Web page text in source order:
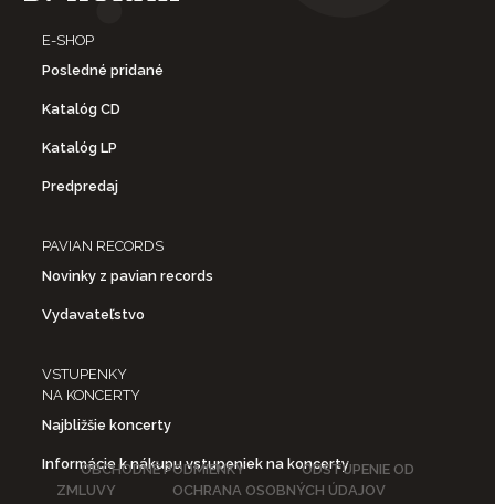
E-SHOP
Posledné pridané
Katalóg CD
Katalóg LP
Predpredaj
PAVIAN RECORDS
Novinky z pavian records
Vydavateľstvo
VSTUPENKY
NA KONCERTY
Najbližšie koncerty
Informácie k nákupu vstupeniek na koncerty
OBCHODNÉ PODMIENKY
ODSTÚPENIE OD
ZMLUVY
OCHRANA OSOBNÝCH ÚDAJOV